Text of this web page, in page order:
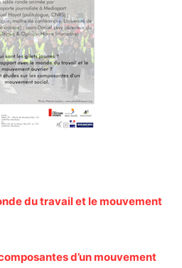
du travail et le mouvement
d’un mouvement